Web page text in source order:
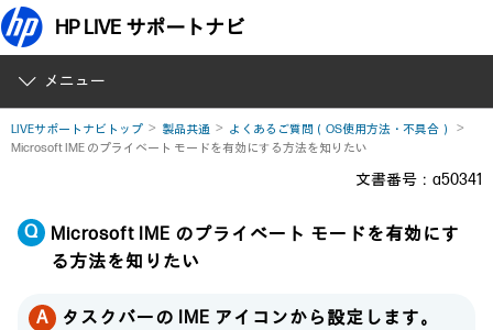
HP LIVE サポートナビ
メニュー
LIVEサポートナビトップ 製品共通
よくあるご質問（OS使用方法・不具合）
Microsoft IME のプライベート モードを有効にする方法を知りたい
文書番号：a50341
Microsoft IME のプライベート モードを有効にす
る方法を知りたい
タスクバーの IME アイコンから設定します。